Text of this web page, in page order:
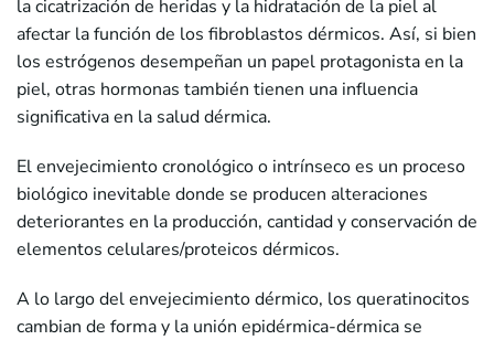
la cicatrización de heridas y la hidratación de la piel al
afectar la función de los fibroblastos dérmicos. Así, si bien
los estrógenos desempeñan un papel protagonista en la
piel, otras hormonas también tienen una influencia
significativa en la salud dérmica.
El envejecimiento cronológico o intrínseco es un proceso
biológico inevitable donde se producen alteraciones
deteriorantes en la producción, cantidad y conservación de
elementos celulares/proteicos dérmicos.
A lo largo del envejecimiento dérmico, los queratinocitos
cambian de forma y la unión epidérmica-dérmica se